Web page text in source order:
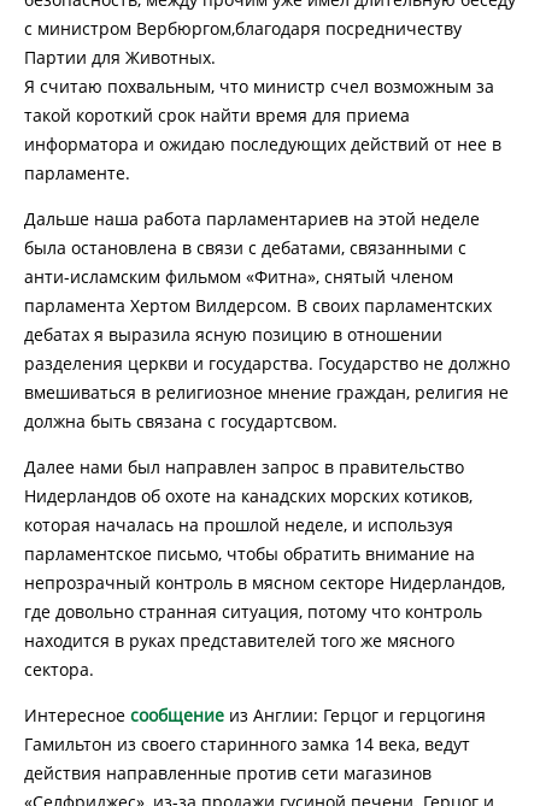
с министром Вербюргом,благодаря посредничеству
Партии для Животных.
Я считаю похвальным, что министр счел возможным за
такой короткий срок найти время для приема
информатора и ожидаю последующих действий от нее в
парламенте.
Дальше наша работа парламентариев на этой неделе
была остановлена в связи с дебатами, связанными с
анти-исламским фильмом «Фитна», снятый членом
парламента Хертом Вилдерсом. В своих парламентских
дебатах я выразила ясную позицию в отношении
разделения церкви и государства. Государство не должно
вмешиваться в религиозное мнение граждан, религия не
должна быть связана с государтсвом.
Далее нами был направлен запрос в правительство
Нидерландов об охоте на канадских морских котиков,
которая началась на прошлой неделе, и используя
парламентское письмо, чтобы обратить внимание на
непрозрачный контроль в мясном секторе Нидерландов,
где довольно странная ситуация, потому что контроль
находится в руках представителей того же мясного
сектора.
Интересное сообщение из Англии: Герцог и герцогиня
Гамильтон из своего старинного замка 14 века, ведут
действия направленные против сети магазинов